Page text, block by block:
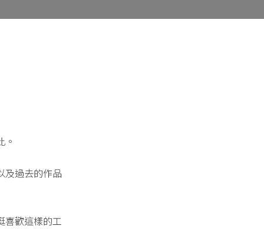
及過去的作品
喜歡這樣的工